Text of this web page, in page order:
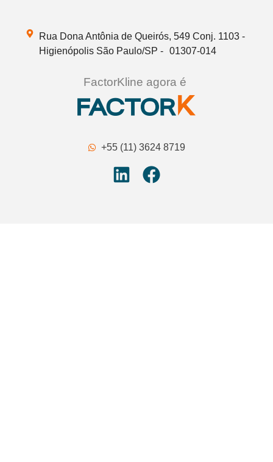
Rua Dona Antônia de Queirós, 549 Conj. 1103 -
Higienópolis São Paulo/SP - 01307-014
FactorKline agora é
+55 (11) 3624 8719